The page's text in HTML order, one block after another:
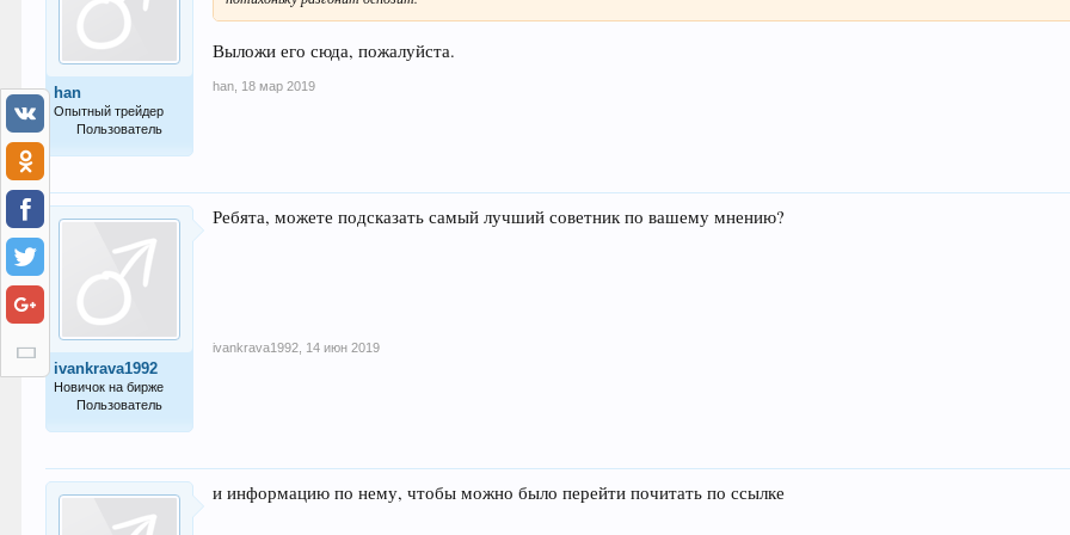
han
Опытный трейдер
Пользователь
Выложи его сюда, пожалуйста.
han 18 мар 2019
ivankrava1992
Новичок на бирже
Пользователь
Ребята, можете подсказать самый лучший советник по вашему мнению?
ivankrava1992 14 июн 2019
и информацию по нему, чтобы можно было перейти почитать по ссылке